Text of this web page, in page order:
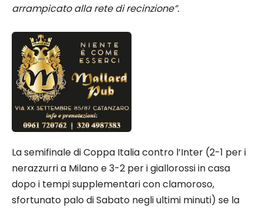
arrampicato alla rete di recinzione”.
La semifinale di Coppa Italia contro l’Inter (2-1 per i
nerazzurri a Milano e 3-2 per i giallorossi in casa
dopo i tempi supplementari con clamoroso,
sfortunato palo di Sabato negli ultimi minuti) se la